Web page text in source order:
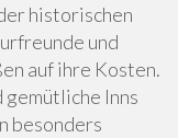
historischen
und
auf ihre Kosten.
gemütliche Inns
besonders